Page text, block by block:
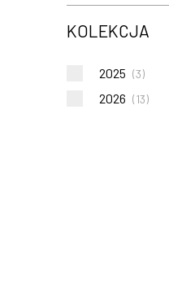
KOLEKCJA
2025 (3)
2026 (13)